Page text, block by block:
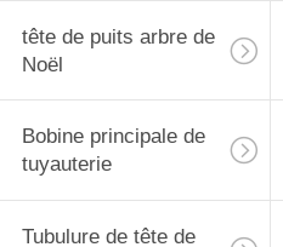
tête de puits arbre de
Noël
Bobine principale de
tuyauterie
Tubulure de tête de